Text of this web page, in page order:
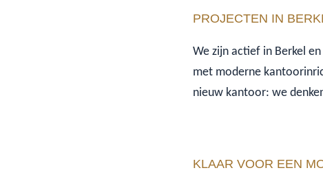
PROJECTEN IN
We zijn actief in Berkel
met moderne
nieuw kantoor: we
KLAAR VOOR EEN